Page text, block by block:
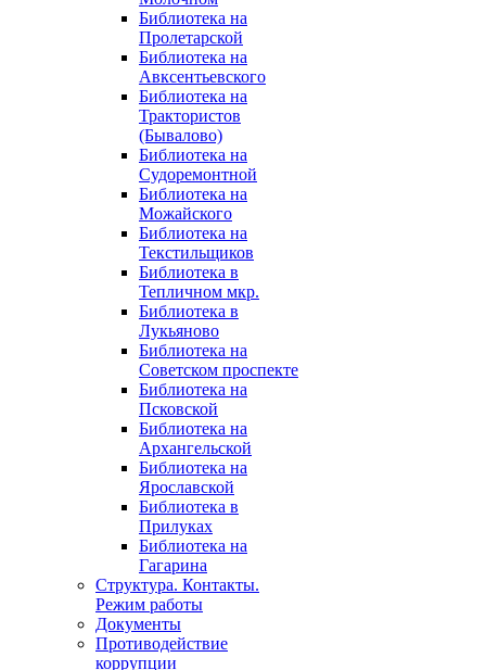
Библиотека на
Пролетарской
Библиотека на
Авксентьевского
Библиотека на
Трактористов
(Бывалово)
Библиотека на
Судоремонтной
Библиотека на
Можайского
Библиотека на
Текстильщиков
Библиотека в
Тепличном мкр.
Библиотека в
Лукьяново
Библиотека на
Советском проспекте
Библиотека на
Псковской
Библиотека на
Архангельской
Библиотека на
Ярославской
Библиотека в
Прилуках
Библиотека на
Гагарина
Структура. Контакты.
Режим работы
Документы
Противодействие
коррупции